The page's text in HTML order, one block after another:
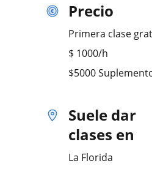
Precio
Primera clase
$ 1000/h
$5000
Suele dar
clases en
La Florida